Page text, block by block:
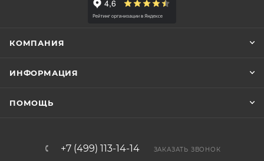
КОМПАНИЯ
ИНФОРМАЦИЯ
ПОМОЩЬ
+7 (499) 113-14-14 ЗАКАЗАТЬ ЗВОНОК